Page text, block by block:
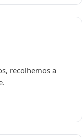
recolhemos a